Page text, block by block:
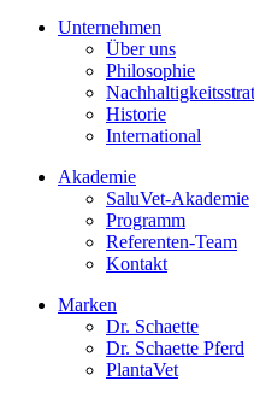
Unternehmen
Über uns
Philosophie
Historie
International
Akademie
SaluVet-Akademie
Programm
Referenten-Team
Kontakt
Marken
Dr. Schaette
Dr. Schaette Pferd
PlantaVet